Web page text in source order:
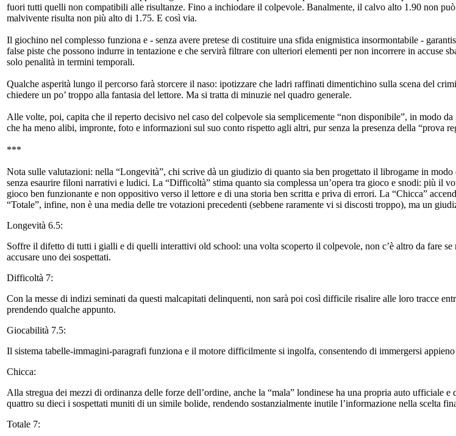
fuori tutti quelli non compatibili alle risultanze. Fino a inchiodare il colpevole. Banalmente, il calvo alto 1.90 non
malvivente risulta non più alto di 1.75. E così via.
Il giochino nel complesso funziona e - senza avere pretese di costituire una sfida enigmistica insormontabile -
false piste che possono indurre in tentazione e che servirà filtrare con ulteriori elementi per non incorrere in accuse
solo penalità in termini temporali.
Qualche asperità lungo il percorso farà storcere il naso: ipotizzare che ladri raffinati dimentichino sulla scena del
chiedere un po’ troppo alla fantasia del lettore. Ma si tratta di minuzie nel quadro generale.
Alle volte, poi, capita che il reperto decisivo nel caso del colpevole sia semplicemente “non disponibile”, in modo
che ha meno alibi, impronte, foto e informazioni sul suo conto rispetto agli altri, pur senza la presenza della “prova
***
Nota sulle valutazioni: nella “Longevità”, chi scrive dà un giudizio di quanto sia ben progettato il librogame in
senza esaurire filoni narrativi e ludici. La “Difficoltà” stima quanto sia complessa un’opera tra gioco e snodi: più il
gioco ben funzionante e non oppositivo verso il lettore e di una storia ben scritta e priva di errori. La “Chicca”
“Totale”, infine, non è una media delle tre votazioni precedenti (sebbene raramente vi si discosti troppo), ma un
Longevità 6.5:
Soffre il difetto di tutti i gialli e di quelli interattivi old school: una volta scoperto il colpevole, non c’è altro da fare
accusare uno dei sospettati.
Difficoltà 7:
Con la messe di indizi seminati da questi malcapitati delinquenti, non sarà poi così difficile risalire alle loro tracce
prendendo qualche appunto.
Giocabilità 7.5:
Il sistema tabelle-immagini-paragrafi funziona e il motore difficilmente si ingolfa, consentendo di immergersi
Chicca:
Alla stregua dei mezzi di ordinanza delle forze dell’ordine, anche la “mala” londinese ha una propria auto ufficiale
quattro su dieci i sospettati muniti di un simile bolide, rendendo sostanzialmente inutile l’informazione nella scelta
Totale 7: